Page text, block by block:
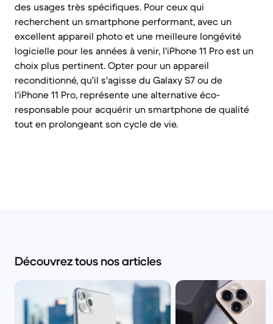
des usages très spécifiques. Pour ceux qui
recherchent un smartphone performant, avec un
excellent appareil photo et une meilleure longévité
logicielle pour les années à venir, l'iPhone 11 Pro est un
choix plus pertinent. Opter pour un appareil
reconditionné, qu'il s'agisse du Galaxy S7 ou de
l'iPhone 11 Pro, représente une alternative éco-
responsable pour acquérir un smartphone de qualité
tout en prolongeant son cycle de vie.
Découvrez tous nos articles